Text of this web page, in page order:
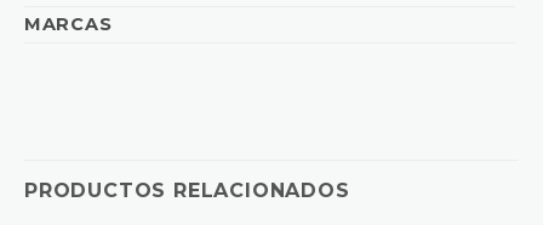
MARCAS
PRODUCTOS RELACIONADOS